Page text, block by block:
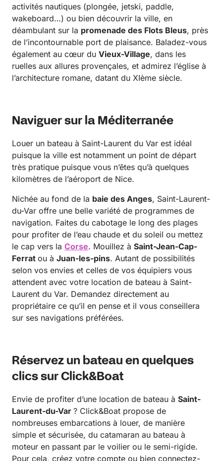
activités nautiques (plongée, jetski, paddle,
wakeboard…) ou bien découvrir la ville, en
déambulant sur la promenade des Flots Bleus, près
de l’incontournable port de plaisance. Baladez-vous
également au cœur du Vieux-Village, dans les
ruelles aux allures provençales, et admirez l’église à
l’architecture romane, datant du XIème siècle.
Naviguer sur la Méditerranée
Louer un bateau à Saint-Laurent du Var est idéal
puisque la ville est notamment un point de départ
très pratique puisque vous n’êtes qu’à quelques
kilomètres de l’aéroport de Nice.
Nichée au fond de la baie des Anges, Saint-Laurent-
du-Var offre une belle variété de programmes de
navigation. Faites du cabotage le long des plages
pour profiter de l’eau chaude et du soleil ou mettez
le cap vers la Corse. Mouillez à Saint-Jean-Cap-
Ferrat ou à Juan-les-pins. Autant de possibilités
selon vos envies et celles de vos équipiers vous
attendent avec votre location de bateau à Saint-
Laurent du Var. Demandez directement au
propriétaire ce qu’il en pense et il vous conseillera
sur ses navigations préférées.
Réservez un bateau en quelques
clics sur Click&Boat
Envie de profiter d’une location de bateau à Saint-
Laurent-du-Var ? Click&Boat propose de
nombreuses embarcations à louer, de manière
simple et sécurisée, du catamaran au bateau à
moteur en passant par le voilier ou le semi-rigide.
Pour cela, créez votre compte ou bien connectez-